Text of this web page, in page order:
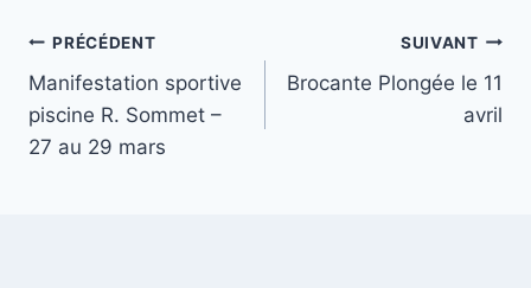
Navigation
de
l’article
PRÉCÉDENT
Manifestation sportive
piscine R. Sommet –
27 au 29 mars
SUIVANT
Brocante Plongée le 11
avril